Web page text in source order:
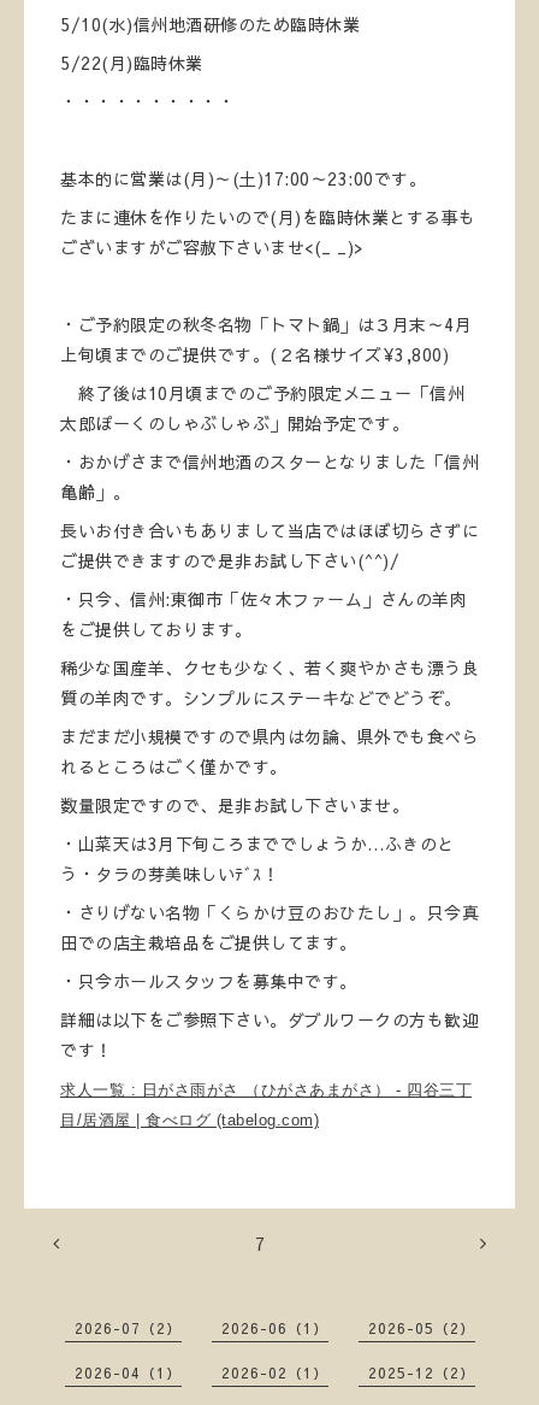
5/10(水)信州地酒研修のため臨時休業
5/22(月)臨時休業
・・・・・・・・・・
基本的に営業は(月)～(土)17:00～23:00です。
たまに連休を作りたいので(月)を臨時休業とする事も
ございますがご容赦下さいませ<(_ _)>
・ご予約限定の秋冬名物「トマト鍋」は３月末～4月
上旬頃までのご提供です。(２名様サイズ¥3,800)
終了後は10月頃までのご予約限定メニュー「信州
太郎ぽーくのしゃぶしゃぶ」開始予定です。
・おかげさまで信州地酒のスターとなりました「信州
亀齢」。
長いお付き合いもありまして当店ではほぼ切らさずに
ご提供できますので是非お試し下さい(^^)/
・只今、信州:東御市「佐々木ファーム」さんの羊肉
をご提供しております。
稀少な国産羊、クセも少なく、若く爽やかさも漂う良
質の羊肉です。シンプルにステーキなどでどうぞ。
まだまだ小規模ですので県内は勿論、県外でも食べら
れるところはごく僅かです。
数量限定ですので、是非お試し下さいませ。
・山菜天は3月下旬ころまででしょうか…ふきのと
う・タラの芽美味しいﾃﾞｽ！
・さりげない名物「くらかけ豆のおひたし」。只今真
田での店主栽培品をご提供してます。
・只今ホールスタッフを募集中です。
詳細は以下をご参照下さい。ダブルワークの方も歓迎
です！
求人一覧 : 日がさ雨がさ （ひがさあまがさ） - 四谷三丁
目/居酒屋 | 食べログ (tabelog.com)
7
2026-07（2） 2026-06（1） 2026-05（2）
2026-04（1） 2026-02（1） 2025-12（2）